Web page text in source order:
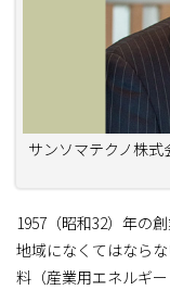
サンソマテクノ株
1957（昭和32）年の
地域になくてはなら
料（産業用エネルギ